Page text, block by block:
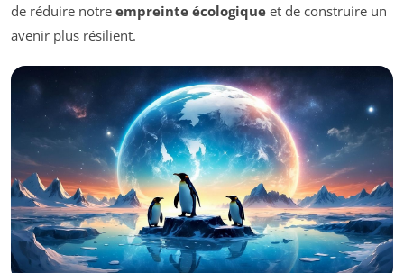
de réduire notre empreinte écologique et de construire un
avenir plus résilient.